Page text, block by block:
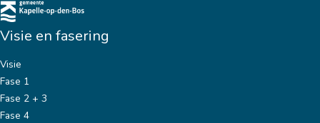
Visie en fasering
Visie
Fase 1
Fase 2 + 3
Fase 4